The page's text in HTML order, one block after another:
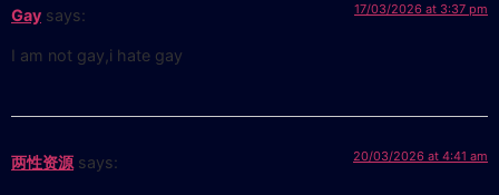
Gay says: 17/03/2026 at 3:37 pm
I am not gay,i hate gay
两性资源 says: 20/03/2026 at 4:41 am